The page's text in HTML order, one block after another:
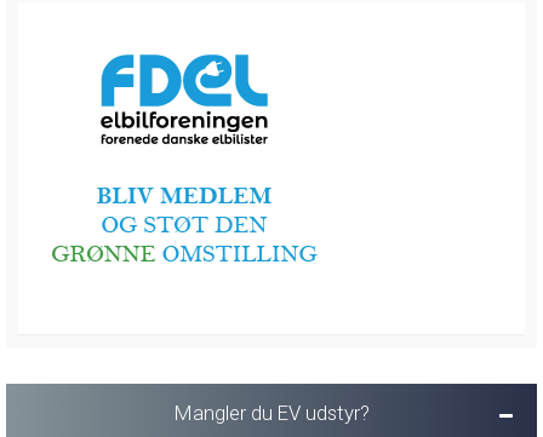
Mangler du EV udstyr?